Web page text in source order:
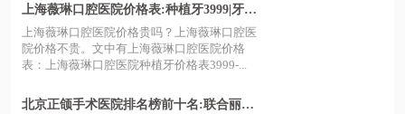
上海薇琳口腔医院价格表:种植牙3999|牙齿
矫正6500|正颌手术费用8万元起
上海薇琳口腔医院价格贵吗？上海薇琳口腔医
院价格不贵。文中有上海薇琳口腔医院价格
表：上海薇琳口腔医院种植牙价格表3999-...
北京正颌手术医院排名榜前十名:联合丽格|